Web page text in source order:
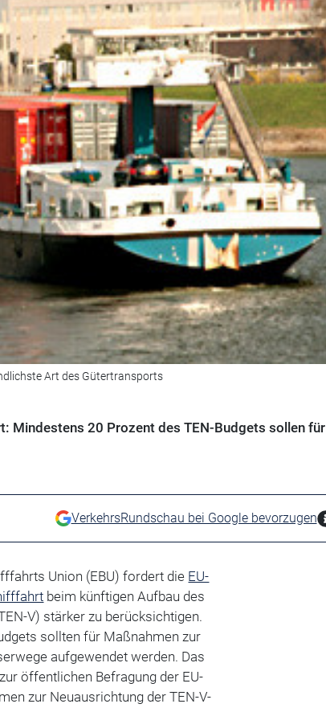
Art des Gütertransports
Mindestens 20 Prozent des TEN-Budgets sollen für
VerkehrsRundschau bei Google bevorzugen
Union (EBU) fordert die EU-
beim künftigen Aufbau des
V) stärker zu berücksichtigen.
sollten für Maßnahmen zur
aufgewendet werden. Das
öffentlichen Befragung der EU-
zur Neuausrichtung der TEN-V-